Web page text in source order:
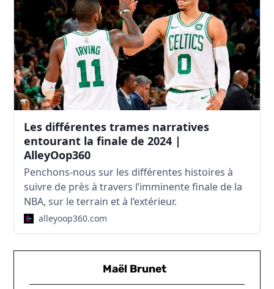
Les différentes trames narratives
entourant la finale de 2024 |
AlleyOop360
Penchons-nous sur les différentes histoires à
suivre de près à travers l’imminente finale de la
NBA, sur le terrain et à l’extérieur.
alleyoop360.com
Maël Brunet